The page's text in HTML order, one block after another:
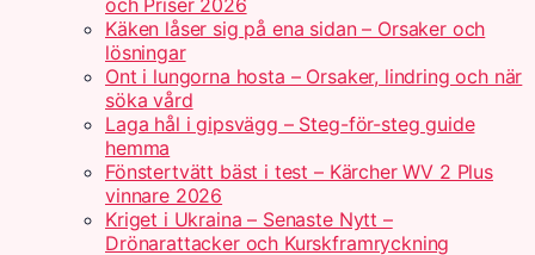
och Priser 2026
Käken låser sig på ena sidan – Orsaker och
lösningar
Ont i lungorna hosta – Orsaker, lindring och när
söka vård
Laga hål i gipsvägg – Steg-för-steg guide
hemma
Fönstertvätt bäst i test – Kärcher WV 2 Plus
vinnare 2026
Kriget i Ukraina – Senaste Nytt –
Drönarattacker och Kurskframryckning